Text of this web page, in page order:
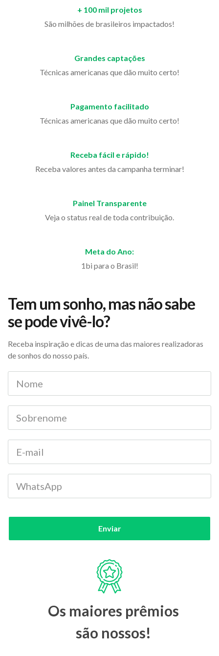
+ 100 mil projetos
São milhões de brasileiros impactados!
Grandes captações
Técnicas americanas que dão muito certo!
Pagamento facilitado
Técnicas americanas que dão muito certo!
Receba fácil e rápido!
Receba valores antes da campanha terminar!
Painel Transparente
Veja o status real de toda contribuição.
Meta do Ano:
1bi para o Brasil!
Tem um sonho, mas não sabe
se pode vivê-lo?
Receba inspiração e dicas de uma das maiores realizadoras
de sonhos do nosso país.
Enviar
Os maiores prêmios
são nossos!